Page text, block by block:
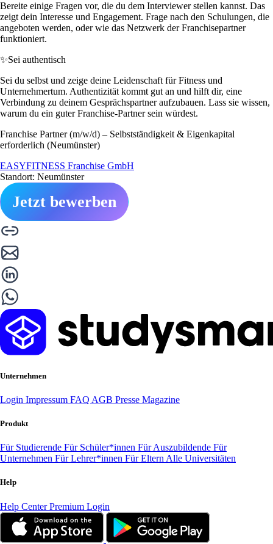
Bereite einige Fragen vor, die du dem Interviewer stellen kannst. Das
zeigt dein Interesse und Engagement. Frage nach den Schulungen, die
angeboten werden, oder wie das Netzwerk der Franchisepartner
funktioniert.
✨Sei authentisch
Sei du selbst und zeige deine Leidenschaft für Fitness und
Unternehmertum. Authentizität kommt gut an und hilft dir, eine
Verbindung zu deinem Gesprächspartner aufzubauen. Lass sie wissen,
warum du ein guter Franchise-Partner sein würdest.
Franchise Partner (m/w/d) – Selbstständigkeit & Eigenkapital
erforderlich (Neumünster)
EASYFITNESS Franchise GmbH
Standort: Neumünster
Jetzt bewerben
Unternehmen
Login Impressum FAQ AGB Presse Magazine
Produkt
Für Studierende Für Schüler*innen Für Auszubildende Für
Unternehmen Für Lehrer*innen Für Eltern Alle Universitäten
Help
Help CenterPremium Login